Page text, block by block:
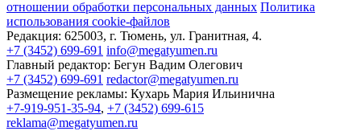
отношении обработки персональных данных Политика
использования cookie-файлов
Редакция: 625003, г. Тюмень, ул. Гранитная, 4.
+7 (3452) 699-691 info@megatyumen.ru
Главный редактор: Бегун Вадим Олегович
+7 (3452) 699-691 redactor@megatyumen.ru
Размещение рекламы: Кухарь Мария Ильинична
+7-919-951-35-94, +7 (3452) 699-615
reklama@megatyumen.ru